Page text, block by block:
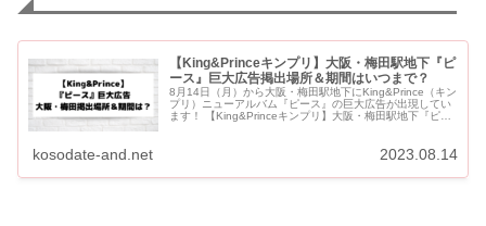
【King&Princeキンプリ】大阪・梅田駅地下『ピ
ース』巨大広告掲出場所＆期間はいつまで？
8月14日（月）から大阪・梅田駅地下にKing&Prince（キン
プリ）ニューアルバム『ピース』の巨大広告が出現してい
ます！ 【King&Princeキンプリ】大阪・梅田駅地下『ピー
kosodate-and.net 2023.08.14